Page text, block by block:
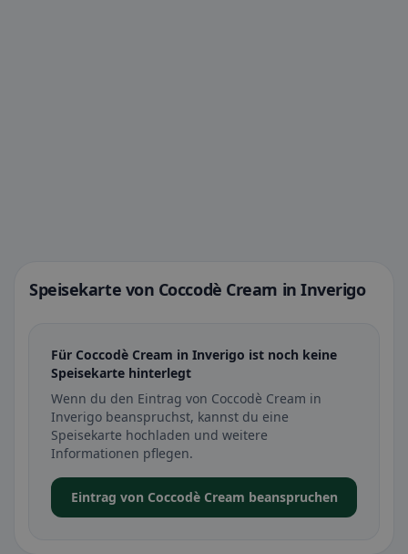
Speisekarte von Coccodè Cream in Inverigo
Für Coccodè Cream in Inverigo ist noch keine
Speisekarte hinterlegt
Wenn du den Eintrag von Coccodè Cream in
Inverigo beanspruchst, kannst du eine
Speisekarte hochladen und weitere
Informationen pflegen.
Eintrag von Coccodè Cream beanspruchen